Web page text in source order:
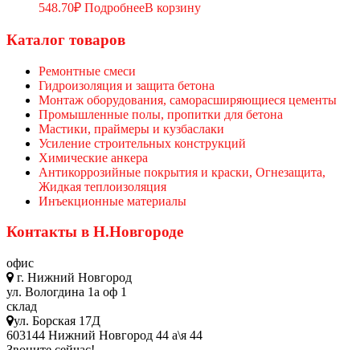
548.70₽ ПодробнееВ корзину
Каталог товаров
Ремонтные смеси
Гидроизоляция и защита бетона
Монтаж оборудования, саморасширяющиеся цементы
Промышленные полы, пропитки для бетона
Мастики, праймеры и кузбаслаки
Усиление строительных конструкций
Химические анкера
Антикоррозийные покрытия и краски, Огнезащита,
Жидкая теплоизоляция
Инъекционные материалы
Контакты в Н.Новгороде
офис
г. Нижний Новгород
ул. Вологдина 1а оф 1
склад
ул. Борская 17Д
603144 Нижний Новгород 44 а\я 44